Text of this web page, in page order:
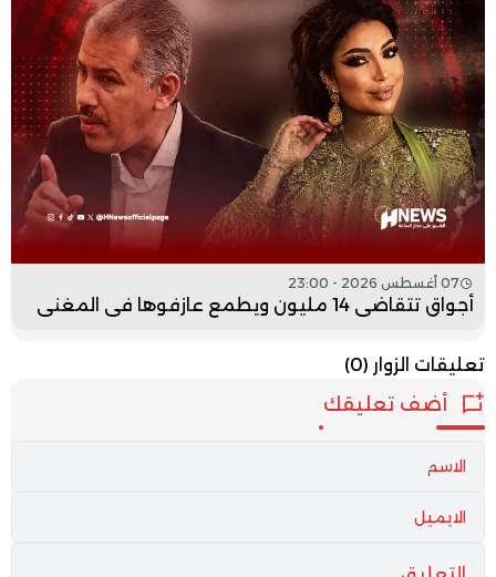
07 أغسطس 2026 - 23:00
أجواق تتقاضى 14 مليون ويطمع عازفوها في المغني
تعليقات الزوار (0)
أضف تعليقك